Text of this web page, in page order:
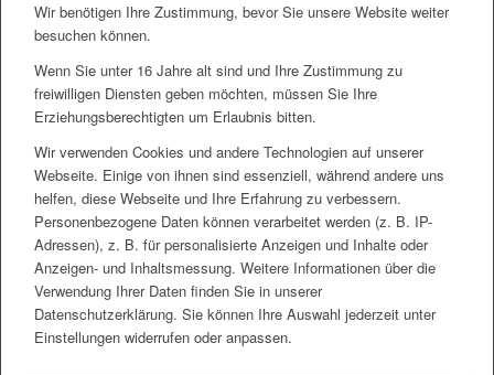
Wir benötigen Ihre Zustimmung, bevor Sie unsere Website weiter
besuchen können.
Wenn Sie unter 16 Jahre alt sind und Ihre Zustimmung zu
freiwilligen Diensten geben möchten, müssen Sie Ihre
Erziehungsberechtigten um Erlaubnis bitten.
Wir verwenden Cookies und andere Technologien auf unserer
Webseite. Einige von ihnen sind essenziell, während andere uns
helfen, diese Webseite und Ihre Erfahrung zu verbessern.
Personenbezogene Daten können verarbeitet werden (z. B. IP-
Adressen), z. B. für personalisierte Anzeigen und Inhalte oder
Anzeigen- und Inhaltsmessung. Weitere Informationen über die
Verwendung Ihrer Daten finden Sie in unserer
Datenschutzerklärung. Sie können Ihre Auswahl jederzeit unter
Einstellungen widerrufen oder anpassen.